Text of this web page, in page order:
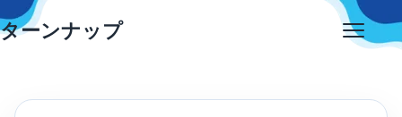
Skip
to
ターンナップ